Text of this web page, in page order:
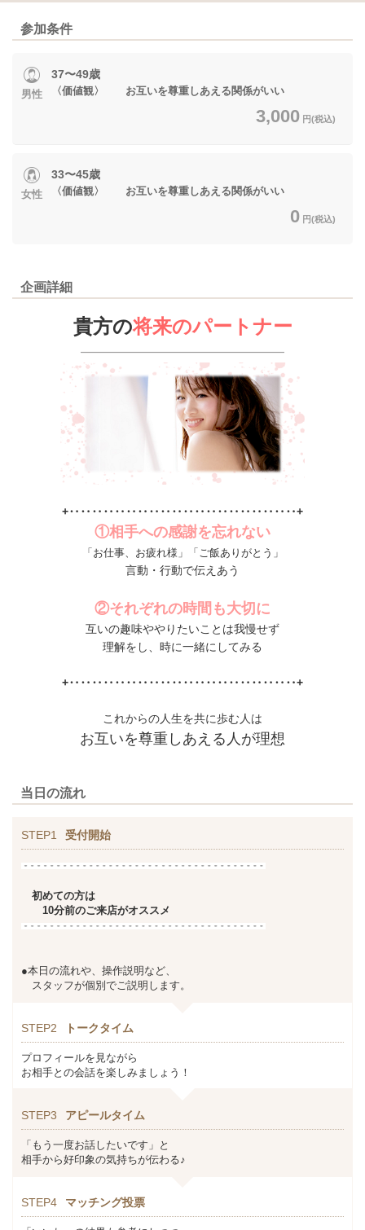
参加条件
男性
37〜49歳
〈価値観〉 お互いを尊重しあえる関係がいい
3,000 円(税込)
女性
33〜45歳
〈価値観〉 お互いを尊重しあえる関係がいい
0 円(税込)
企画詳細
貴方の将来のパートナー
+‥‥‥‥‥‥‥‥‥‥‥‥‥‥‥‥‥‥‥‥+
①相手への感謝を忘れない
「お仕事、お疲れ様」「ご飯ありがとう」
言動・行動で伝えあう
②それぞれの時間も大切に
互いの趣味ややりたいことは我慢せず
理解をし、時に一緒にしてみる
+‥‥‥‥‥‥‥‥‥‥‥‥‥‥‥‥‥‥‥‥+
これからの人生を共に歩む人は
お互いを尊重しあえる人が理想
当日の流れ
STEP1 受付開始
初めての方は
10分前のご来店がオススメ
●本日の流れや、操作説明など、
スタッフが個別でご説明します。
STEP2 トークタイム
プロフィールを見ながら
お相手との会話を楽しみましょう！
STEP3 アピールタイム
「もう一度お話したいです」と
相手から好印象の気持ちが伝わる♪
STEP4 マッチング投票